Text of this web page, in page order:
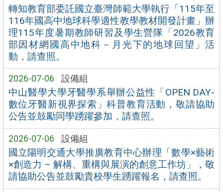
轉知教育部委託國立臺灣師範大學執行「115年至
116年國高中地球科學適性教學教材開發計畫」辦
理115年度暑期教師研習及學生營隊「2026教育
部因材網國高中地科－月光下的地球回望」活
動，請查照。
2026-07-06 設備組
中山醫學大學牙醫學系舉辦公益性「OPEN DAY-
數位牙醫新視界探索」科普教育活動，敬請協助
公告並鼓勵同學踴躍參加，請查照。
2026-07-06 設備組
國立陽明交通大學推廣教育中心辦理「數學×藝術
×創造力 – 解構、重構與展演的創意工作坊」，敬
請協助公告並鼓勵貴校學生踴躍報名，請查照。